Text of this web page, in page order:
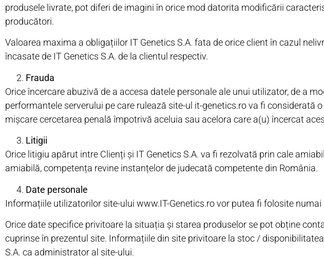
produsele livrate, pot diferi de imagini în orice mod datorita modificării
producători.
Valoarea maxima a obligațiilor IT Genetics S.A. fata de orice client în cazul
încasate de IT Genetics S.A. de la clientul respectiv.
Frauda
Orice încercare abuzivă de a accesa datele personale ale unui utilizator, de a
performantele serverului pe care rulează site-ul it-genetics.ro va fi considerată
mișcare cercetarea penală împotrivă aceluia sau acelora care a(u) încercat
Litigii
Orice litigiu apărut intre Clienți și IT Genetics S.A. va fi rezolvată prin cale
amiabilă, competența revine instanțelor de judecată competente din România.
Date personale
Informațiile utilizatorilor site-ului www.IT-Genetics.ro vor putea fi folosite
Orice date specifice privitoare la situația și starea produselor se pot obține
cuprinse în prezentul site. Informațiile din site privitoare la stoc /
S.A. ca administrator al site-ului.